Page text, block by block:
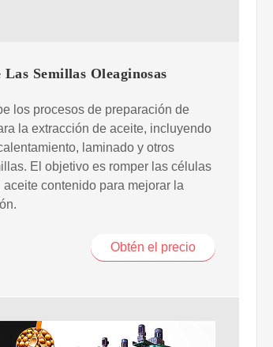
Semillas Oleaginosas
los procesos de preparación de
la extracción de aceite, incluyendo
laminado y otros
El objetivo es romper las células
contenido para mejorar la
Obtén el precio